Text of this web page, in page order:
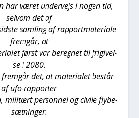
har været under­vejs i nogen tid,
selv­om det af
sam­ling af rap­port­ma­te­ri­a­le
frem­går, at
først var bereg­net til fri­gi­vel­
se i 2080.
frem­går det, at mate­ri­a­let består
af ufo-rap­por­ter
mili­tært per­son­nel og civi­le fly­be­
sæt­nin­ger.